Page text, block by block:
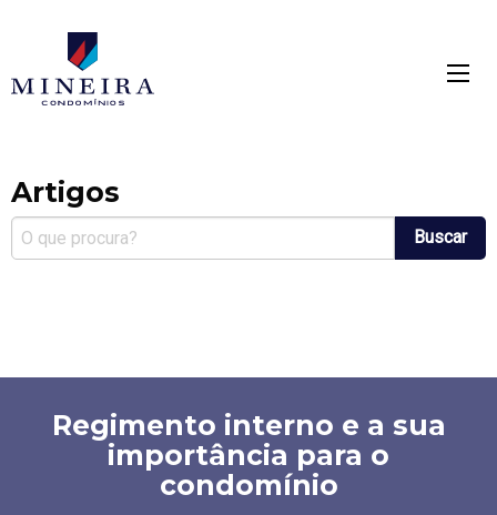
Mineira condomínios
Artigos
Buscar
Regimento interno e a sua
importância para o
condomínio